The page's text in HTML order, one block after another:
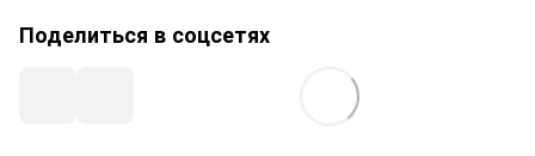
Поделиться в соцсетях